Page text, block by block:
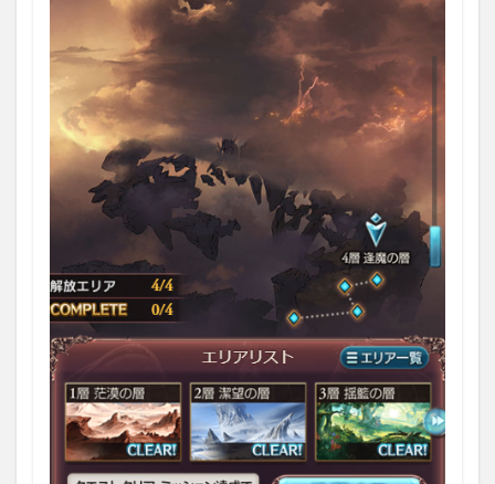
催時
挑戦
出来
る階
層
1.3
各階
層に
つい
1.3.1
1層「茫
漠の
層」
1.3.2
2層「潔
望の
層」
1.3.3